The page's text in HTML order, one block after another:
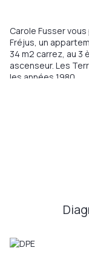
Carole Fusser
Fréjus, un
34 m2 carrez, au
ascenseur. Les
les années 1980
cuisine équipée
A l'étage une
convenir pour 4
mer côté balcon
également du
Les informations
Annonce proposée